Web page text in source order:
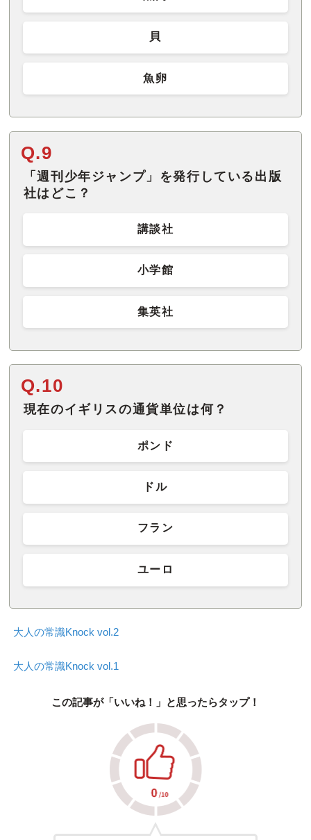
貝
魚卵
Q.9
「週刊少年ジャンプ」を発行している出版
社はどこ？
講談社
小学館
集英社
Q.10
現在のイギリスの通貨単位は何？
ポンド
ドル
フラン
ユーロ
大人の常識Knock vol.2
大人の常識Knock vol.1
この記事が「いいね！」と思ったらタップ！